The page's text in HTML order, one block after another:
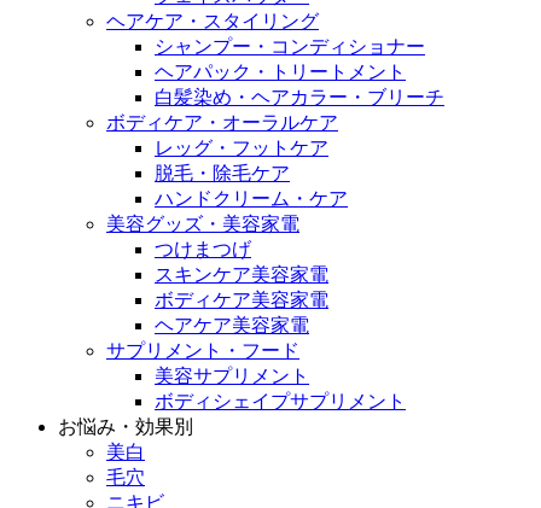
ヘアケア・スタイリング
シャンプー・コンディショナー
ヘアパック・トリートメント
白髪染め・ヘアカラー・ブリーチ
ボディケア・オーラルケア
レッグ・フットケア
脱毛・除毛ケア
ハンドクリーム・ケア
美容グッズ・美容家電
つけまつげ
スキンケア美容家電
ボディケア美容家電
ヘアケア美容家電
サプリメント・フード
美容サプリメント
ボディシェイプサプリメント
お悩み・効果別
美白
毛穴
ニキビ